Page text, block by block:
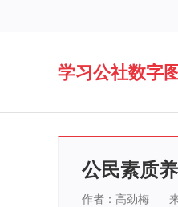
学习公社数字
公民素质
作者：高劲梅